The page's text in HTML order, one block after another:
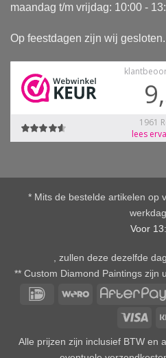
maandag t/m vrijdag: 10:00 -
Op feestdagen zijn wij gesloten.
* Mits de bestelde artikelen op
Voor
, zullen deze dezelfde
** Custom Diamond Paintings zijn
IDeal
Wero
Visa
Alle prijzen zijn inclusief BTW en